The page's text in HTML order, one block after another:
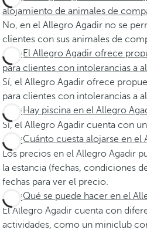
alojamiento de animales de
No, en el Allegro Agadir no se
clientes con sus animales de
¿El Allegro Agadir ofrece
para clientes con intolerancias a
Sí, el Allegro Agadir ofrece
para clientes con intolerancias a
¿Hay piscina en el Allegro
Sí, el Allegro Agadir cuenta con
¿Cuánto cuesta alojarse en el
Los precios en el Allegro Agadir
la estancia (fechas, condiciones
fechas para ver el precio.
¿Qué se puede hacer en el
El Allegro Agadir cuenta con
actividades, como un miniclub